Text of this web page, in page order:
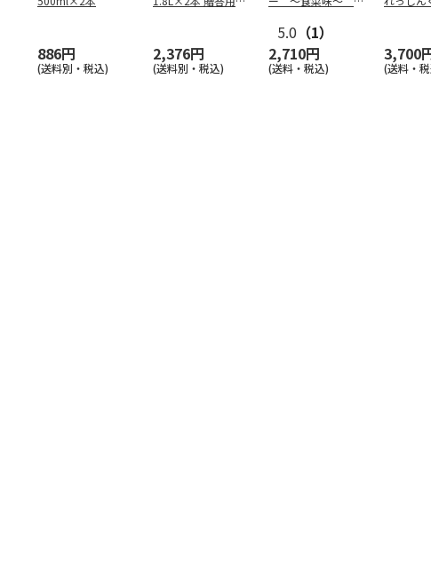
886円
(送料別・税込)
2,376円
(送料別・税込)
詰合…
5.0 （1）
2,710円
(送料・税込)
3,700
(送料・税